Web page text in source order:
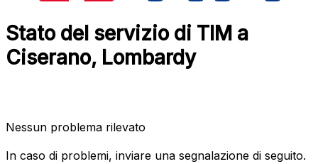
Stato del servizio di TIM a
Ciserano, Lombardy
Nessun problema rilevato
In caso di problemi, inviare una segnalazione di seguito.